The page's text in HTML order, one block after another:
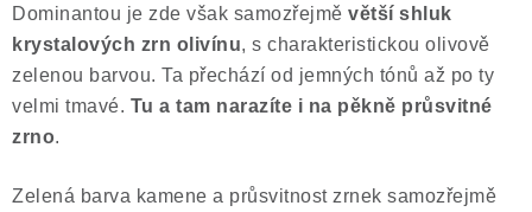
Dominantou je zde však samozřejmě větší shluk
krystalových zrn olivínu, s charakteristickou olivově
zelenou barvou. Ta přechází od jemných tónů až po ty
velmi tmavé. Tu a tam narazíte i na pěkně průsvitné
zrno.
Zelená barva kamene a průsvitnost zrnek samozřejmě